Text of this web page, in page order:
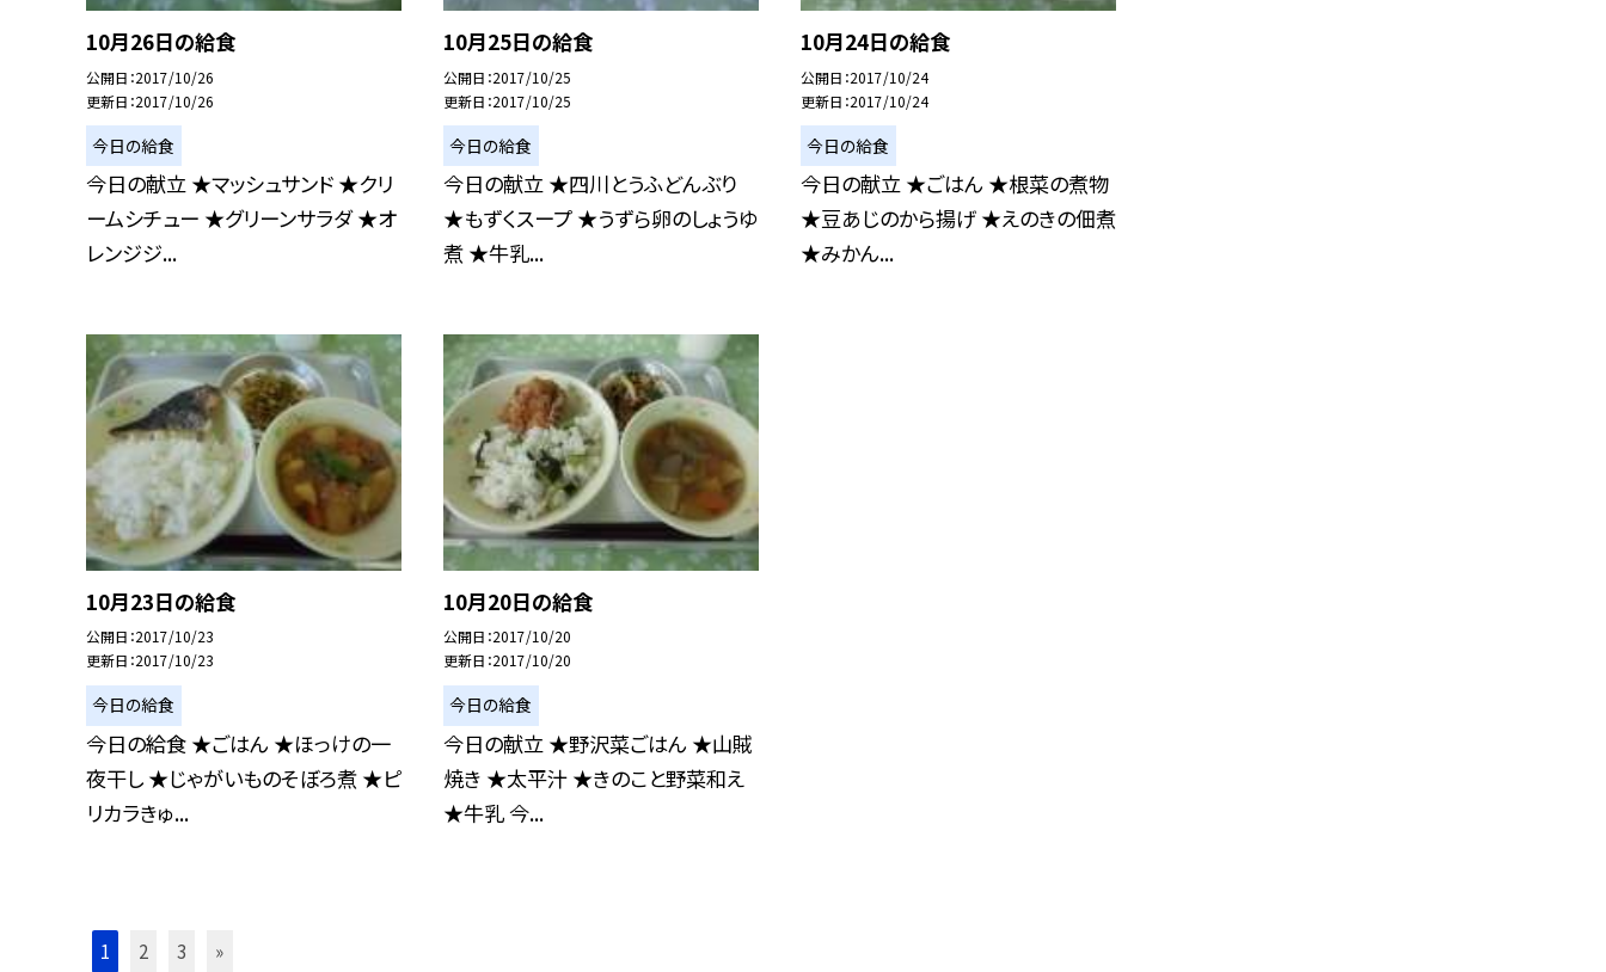
10月26日の給食
公開日 2017/10/26
更新日 2017/10/26
今日の給食
今日の献立 ★マッシュサンド ★クリ
ームシチュー ★グリーンサラダ ★オ
レンジジ...
10月25日の給食
公開日 2017/10/25
更新日 2017/10/25
今日の給食
今日の献立 ★四川とうふどんぶり
★もずくスープ ★うずら卵のしょうゆ
煮 ★牛乳...
10月24日の給食
公開日 2017/10/24
更新日 2017/10/24
今日の給食
今日の献立 ★ごはん ★根菜の煮物
★豆あじのから揚げ ★えのきの佃煮
★みかん...
10月23日の給食
公開日 2017/10/23
更新日 2017/10/23
今日の給食
今日の給食 ★ごはん ★ほっけの一
夜干し ★じゃがいものそぼろ煮 ★ピ
リカラきゅ...
10月20日の給食
公開日 2017/10/20
更新日 2017/10/20
今日の給食
今日の献立 ★野沢菜ごはん ★山賊
焼き ★太平汁 ★きのこと野菜和え
★牛乳 今...
1 2 3 »